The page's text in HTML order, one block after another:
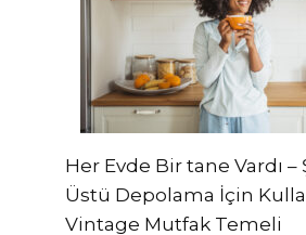
Her Evde Bir tane Vardı –
Üstü Depolama İçin
Vintage Mutfak Temeli